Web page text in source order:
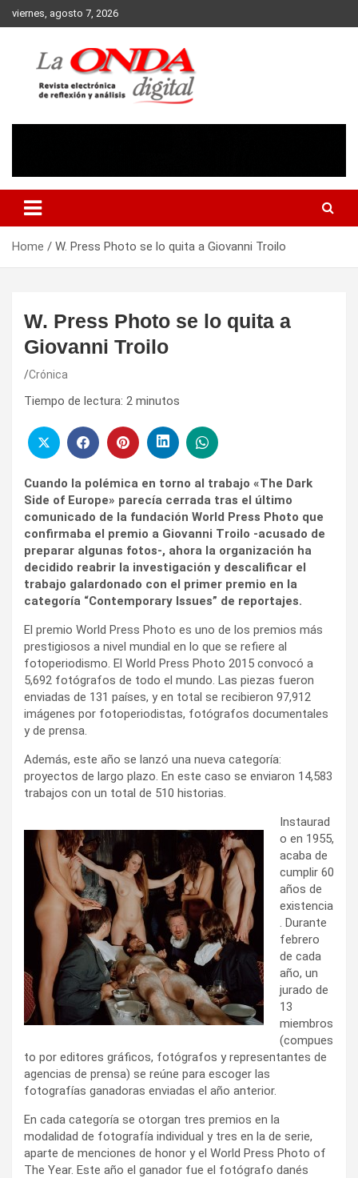
Skip
to
viernes, agosto 7, 2026
Home W. Press Photo se lo quita a Giovanni Troilo
W. Press Photo se lo quita a
Giovanni Troilo
Crónica
Tiempo de lectura: 2 minutos
Cuando la polémica en torno al trabajo «The Dark
Side of Europe» parecía cerrada tras el último
comunicado de la fundación World Press Photo que
confirmaba el premio a Giovanni Troilo -acusado de
preparar algunas fotos-, ahora la organización ha
decidido reabrir la investigación y descalificar el
trabajo galardonado con el primer premio en la
categoría “Contemporary Issues” de reportajes.
El premio World Press Photo es uno de los premios más
prestigiosos a nivel mundial en lo que se refiere al
fotoperiodismo. El World Press Photo 2015 convocó a
5,692 fotógrafos de todo el mundo. Las piezas fueron
enviadas de 131 países, y en total se recibieron 97,912
imágenes por fotoperiodistas, fotógrafos documentales
y de prensa.
Además, este año se lanzó una nueva categoría:
proyectos de largo plazo. En este caso se enviaron 14,583
trabajos con un total de 510 historias.
Instaurad
o en 1955,
acaba de
cumplir 60
años de
existencia
. Durante
febrero
de cada
año, un
jurado de
13
miembros
(compues
to por editores gráficos, fotógrafos y representantes de
agencias de prensa) se reúne para escoger las
fotografías ganadoras enviadas el año anterior.
En cada categoría se otorgan tres premios en la
modalidad de fotografía individual y tres en la de serie,
aparte de menciones de honor y el World Press Photo of
The Year. Este año el ganador fue el fotógrafo danés